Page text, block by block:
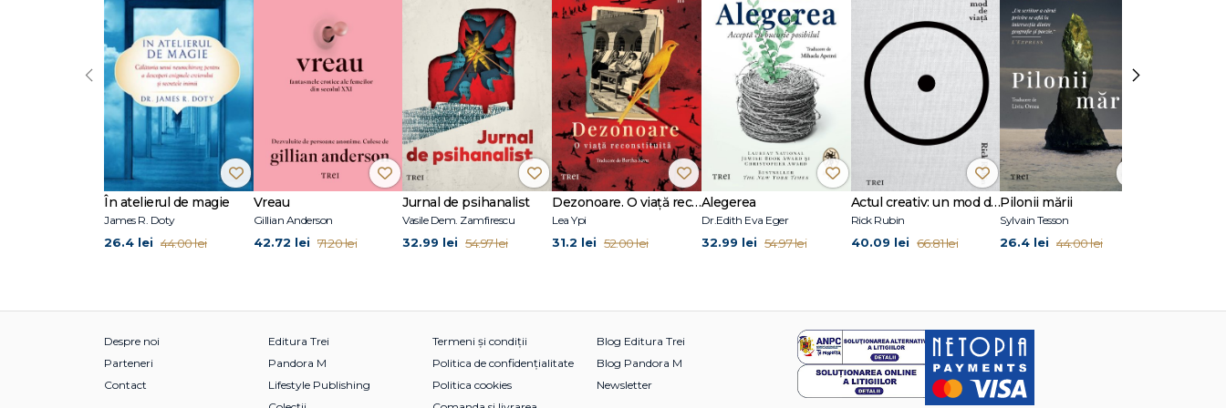
publicat romanul biografic Caragiale. Scrisoarea pierdută (Polirom); în 2021, volumul de poeme Adorabilii etrusci (Charmides), nominalizat în
2022 la Premiile revistei Observator cultural şi la Premiile ARCA, iar în primăvara lui 2022, romanul Abraxas (Polirom), câştigător al Premiului
revistei Observator cultural pentru proză, al Premiului pentru proză al Ziarului de Iași şi nominalizat la premiile revistei Ficțiunea şi la premiile
Radio România Cultural. Din 2012 este doctor în literatură, cu teza Opera lui Emil Botta: Ars moriendi. A tradus din Alberto Manguel, James
Joyce, Tennessee Williams, William Faulkner, Sandra Newman, Sue Prideaux, Edward Hirsch, Daniel Mendelsohn, Paul Auster, Philip Roth,
Louise Glück, Hannah Arendt şi C.G. Jung.
În atelierul de magie
James R. Doty
26.4 lei 44.00 lei
Vreau
Gillian Anderson
42.72 lei 71.20 lei
Jurnal de psihanalist
Vasile Dem. Zamfirescu
32.99 lei 54.97 lei
Dezonoare. O viață reconstituită
Lea Ypi
31.2 lei 52.00 lei
Alegerea
Dr.Edith Eva Eger
32.99 lei 54.97 lei
Actul creativ: un mod de viață
Rick Rubin
40.09 lei 66.81 lei
Pilonii mării
Sylvain Tesson
26.4 lei 44.00 lei
‹ ›
Despre noi
Parteneri
Contact
Editura Trei
Pandora M
Lifestyle Publishing
Termeni și condiții
Politica de confidențialitate
Politica cookies
Blog Editura Trei
Blog Pandora M
Newsletter